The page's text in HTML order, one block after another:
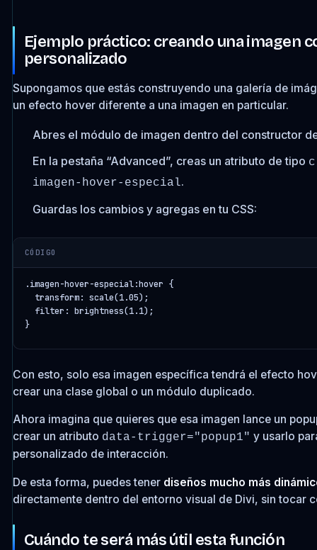
Ejemplo práctico: creando una imagen
personalizado
Supongamos que estás construyendo una galería de
un efecto hover diferente a una imagen en particular.
Abres el módulo de imagen dentro del constructor
En la pestaña “Advanced”, creas un atributo de tipo
imagen-hover-especial.
Guardas los cambios y agregas en tu CSS:
CÓDIGO
.imagen-hover-especial:hover {
  transform: scale(1.05);
  filter: brightness(1.1);
}
Con esto, solo esa imagen específica tendrá el efecto
crear una clase global o un módulo duplicado.
Ahora imagina que quieres que esa imagen lance un
crear un atributo data-trigger="popup1" y usarlo
personalizado de interacción.
De esta forma, puedes tener diseños mucho más
directamente dentro del entorno visual de Divi, sin tocar
Cuándo te será más útil esta función